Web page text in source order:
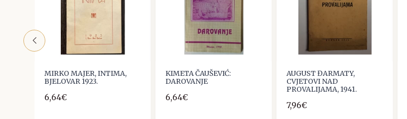
MIRKO MAJER, INTIMA,
BJELOVAR 1923.
6,64€
KIMETA ČAUŠEVIĆ:
DAROVANJE
6,64€
AUGUST ĐARMATY,
CVJETOVI NAD
PROVALIJAMA, 1941.
7,96€